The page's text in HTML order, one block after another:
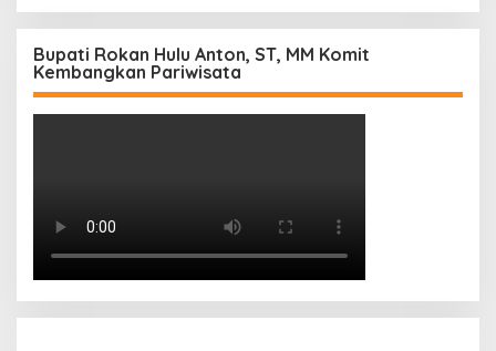
Bupati Rokan Hulu Anton, ST, MM Komit
Kembangkan Pariwisata